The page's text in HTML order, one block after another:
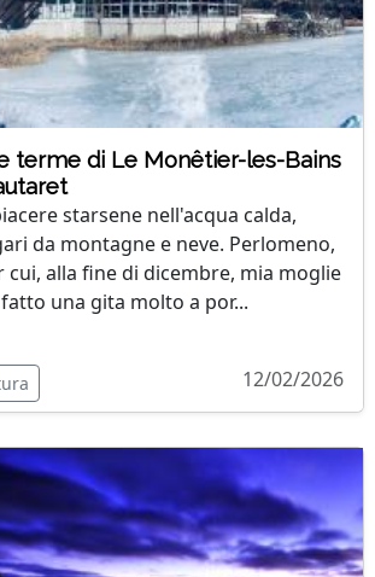
terme di Le Monêtier-les-Bains
starsene nell'acqua calda,
da montagne e neve. Perlomeno,
cui, alla fine di dicembre, mia moglie
una gita molto a por...
12/02/2026